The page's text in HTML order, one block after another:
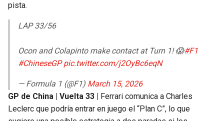
pista.
LAP 33/56
Ocon and Colapinto make contact at Turn 1! 😱#F1
#ChineseGP pic.twitter.com/j2OyBc6eqN
— Formula 1 (@F1) March 15, 2026
GP de China | Vuelta 33 |
Ferrari comunica a Charles
Leclerc que podría entrar en juego el “Plan C”, lo que